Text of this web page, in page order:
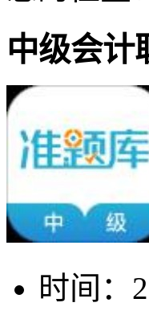
中级会计
时间：